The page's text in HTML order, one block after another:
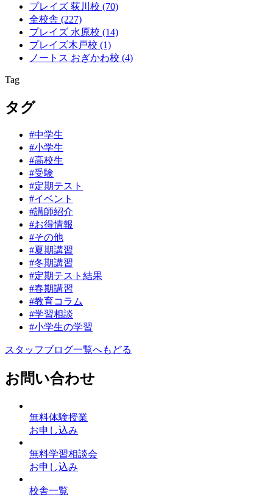
プレイズ 荻川校 (70)
全校舎 (227)
プレイズ 水原校 (14)
プレイズ木戸校 (1)
ノートス おぎかわ校 (4)
Tag
タグ
#中学生
#小学生
#高校生
#受験
#定期テスト
#イベント
#講師紹介
#お得情報
#その他
#夏期講習
#冬期講習
#定期テスト結果
#春期講習
#教育コラム
#学習相談
#小学生の学習
スタッフブログ一覧へもどる
お問い合わせ
無料体験授業
お申し込み
無料学習相談会
お申し込み
校舎一覧